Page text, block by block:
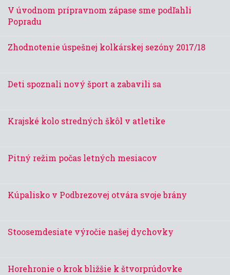
V úvodnom prípravnom zápase sme podľahli
Popradu
Zhodnotenie úspešnej kolkárskej sezóny 2017/18
Deti spoznali nový šport a zabavili sa
Krajské kolo stredných škôl v atletike
Pitný režim počas letných mesiacov
Kúpalisko v Podbrezovej otvára svoje brány
Stoosemdesiate výročie našej dychovky
Horehronie o krok bližšie k štvorprúdovke